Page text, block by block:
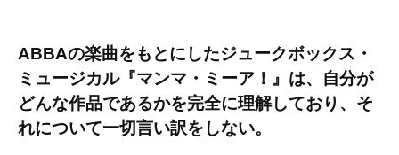
i
g
a
s
h
の
コ
メ
ン
ト
ABBAの楽曲をもとにしたジュークボックス・
ミュージカル『マンマ・ミーア！』は、自分が
どんな作品であるかを完全に理解しており、そ
れについて一切言い訳をしない。